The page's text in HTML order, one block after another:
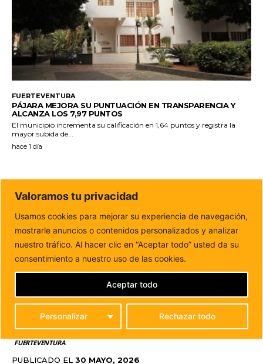
FUERTEVENTURA
PÁJARA MEJORA SU PUNTUACIÓN EN TRANSPARENCIA Y
ALCANZA LOS 7,97 PUNTOS
El municipio incrementa su calificación en 1,64 puntos y registra la
mayor subida de...
hace 1 día